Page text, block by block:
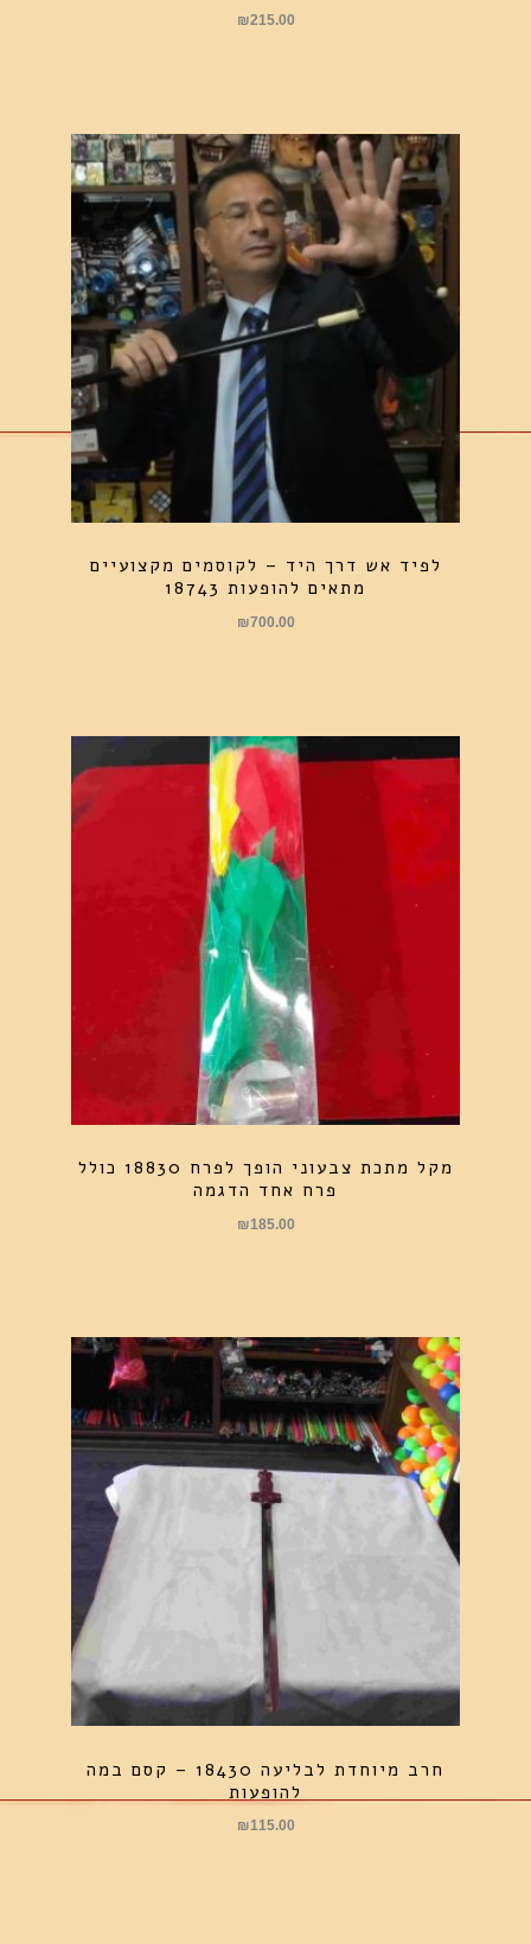
₪215.00
לפיד אש דרך היד – לקוסמים מקצועיים
מתאים להופעות 18743
₪700.00
מקל מתכת צבעוני הופך לפרח 18830 כולל
פרח אחד הדגמה
₪185.00
חרב מיוחדת לבליעה 18430 – קסם במה
להופעות
₪115.00